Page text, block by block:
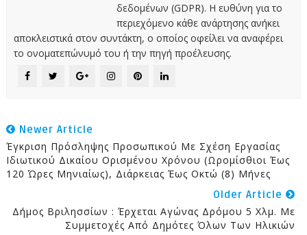
δεδομένων (GDPR). Η ευθύνη για το
περιεχόμενο κάθε ανάρτησης ανήκει
αποκλειστικά στον συντάκτη, ο οποίος οφείλει να αναφέρει
το ονοματεπώνυμό του ή την πηγή προέλευσης.
Newer Article
Έγκριση Πρόσληψης Προσωπικού Με Σχέση Εργασίας
Ιδιωτικού Δικαίου Ορισμένου Χρόνου (ωρομίσθιοι Έως
120 Ώρες Μηνιαίως), Διάρκειας Έως Οκτώ (8) Μήνες
Older Article
Δήμος Βριλησσίων : Έρχεται Αγώνας Δρόμου 5 Χλμ. Με
Συμμετοχές Από Δημότες Όλων Των Ηλικιών